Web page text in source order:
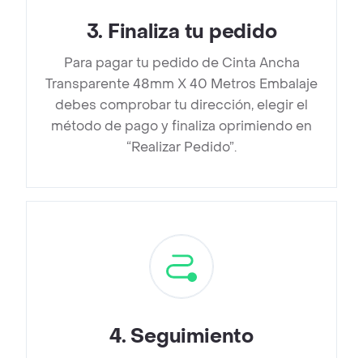
3. Finaliza tu pedido
Para pagar tu pedido de Cinta Ancha
Transparente 48mm X 40 Metros Embalaje
debes comprobar tu dirección, elegir el
método de pago y finaliza oprimiendo en
“Realizar Pedido”.
4. Seguimiento